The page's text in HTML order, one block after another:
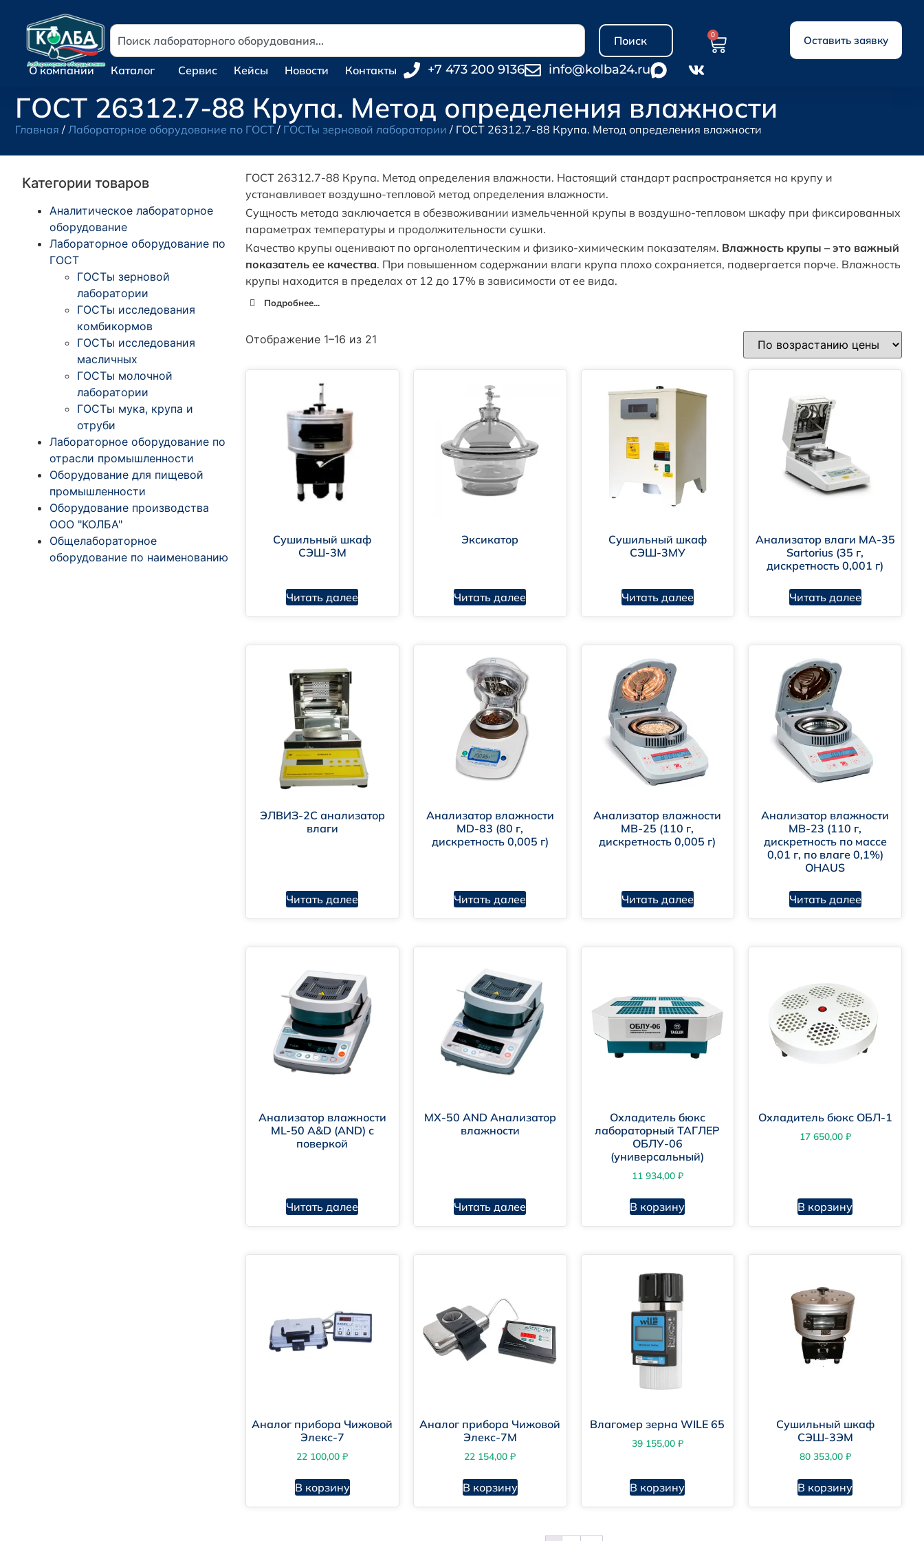
Поиск 0 Оставить заявку
О компании Каталог Сервис Кейсы Новости Контакты +7 473 200 9136 info@kolba24.ru
ГОСТ 26312.7-88 Крупа. Метод определения влажности
Главная / Лабораторное оборудование по ГОСТ / ГОСТы зерновой лаборатории / ГОСТ 26312.7-88 Крупа. Метод определения влажности
Категории товаров
Аналитическое лабораторное
оборудование
Лабораторное оборудование по
ГОСТ
ГОСТы зерновой
лаборатории
ГОСТы исследования
комбикормов
ГОСТы исследования
масличных
ГОСТы молочной
лаборатории
ГОСТы мука, крупа и
отруби
Лабораторное оборудование по
отрасли промышленности
Оборудование для пищевой
промышленности
Оборудование производства
ООО "КОЛБА"
Общелабораторное
оборудование по наименованию
ГОСТ 26312.7-88 Крупа. Метод определения влажности. Настоящий стандарт распространяется на крупу и
устанавливает воздушно-тепловой метод определения влажности.
Сущность метода заключается в обезвоживании измельченной крупы в воздушно-тепловом шкафу при фиксированных
параметрах температуры и продолжительности сушки.
Качество крупы оценивают по органолептическим и физико-химическим показателям. Влажность крупы – это важный
показатель ее качества. При повышенном содержании влаги крупа плохо сохраняется, подвергается порче. Влажность
крупы находится в пределах от 12 до 17% в зависимости от ее вида.
Подробнее...
ГОСТ 26312.7-88 Крупа. Метод определения влажности
Отображение 1–16 из 21
Сушильный шкаф
СЭШ-3М
Читать далее
Эксикатор
Читать далее
Сушильный шкаф
СЭШ-3МУ
Читать далее
Анализатор влаги МА-35
Sartorius (35 г,
дискретность 0,001 г)
Читать далее
ЭЛВИЗ-2С анализатор
влаги
Читать далее
Анализатор влажности
MD-83 (80 г,
дискретность 0,005 г)
Читать далее
Анализатор влажности
MB-25 (110 г,
дискретность 0,005 г)
Читать далее
Анализатор влажности
MB-23 (110 г,
дискретность по массе
0,01 г, по влаге 0,1%)
OHAUS
Читать далее
Анализатор влажности
ML-50 A&D (AND) с
поверкой
Читать далее
MX-50 AND Анализатор
влажности
Читать далее
Охладитель бюкс
лабораторный ТАГЛЕР
ОБЛУ-06
(универсальный)
11 934,00 ₽
В корзину
Охладитель бюкс ОБЛ-1
17 650,00 ₽
В корзину
Аналог прибора Чижовой
Элекс-7
22 100,00₽
В корзину
Аналог прибора Чижовой
Элекс-7М
22 154,00₽
В корзину
Влагомер зерна WILE 65
39 155,00 ₽
В корзину
Сушильный шкаф
СЭШ-3ЭМ
80 353,00 ₽
В корзину